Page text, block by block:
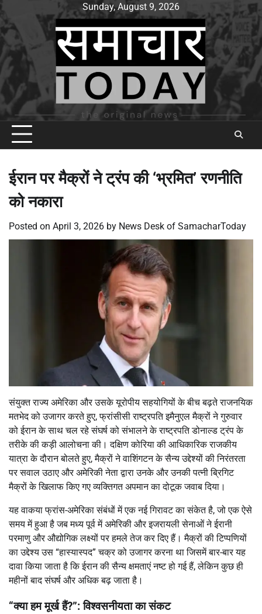
Skip
to
content
Sunday, August 9, 2026
ईरान पर मैक्रों ने ट्रंप की ‘भ्रमित’ रणनीति
को नकारा
Posted on April 3, 2026 by News Desk of SamacharToday
संयुक्त राज्य अमेरिका और उसके यूरोपीय सहयोगियों के बीच बढ़ते राजनयिक
मतभेद को उजागर करते हुए, फ्रांसीसी राष्ट्रपति इमैनुएल मैक्रों ने गुरुवार
को ईरान के साथ चल रहे संघर्ष को संभालने के राष्ट्रपति डोनाल्ड ट्रंप के
तरीके की कड़ी आलोचना की। दक्षिण कोरिया की आधिकारिक राजकीय
यात्रा के दौरान बोलते हुए, मैक्रों ने वाशिंगटन के सैन्य उद्देश्यों की निरंतरता
पर सवाल उठाए और अमेरिकी नेता द्वारा उनके और उनकी पत्नी ब्रिगिट
मैक्रों के खिलाफ किए गए व्यक्तिगत अपमान का दोटूक जवाब दिया।
यह वाकया फ्रांस-अमेरिका संबंधों में एक नई गिरावट का संकेत है, जो एक ऐसे
समय में हुआ है जब मध्य पूर्व में अमेरिकी और इजरायली सेनाओं ने ईरानी
परमाणु और औद्योगिक लक्ष्यों पर हमले तेज कर दिए हैं। मैक्रों की टिप्पणियों
का उद्देश्य उस “हास्यास्पद” चक्र को उजागर करना था जिसमें बार-बार यह
दावा किया जाता है कि ईरान की सैन्य क्षमताएं नष्ट हो गई हैं, लेकिन कुछ ही
महीनों बाद संघर्ष और अधिक बढ़ जाता है।
“क्या हम मूर्ख हैं?”: विश्वसनीयता का संकट